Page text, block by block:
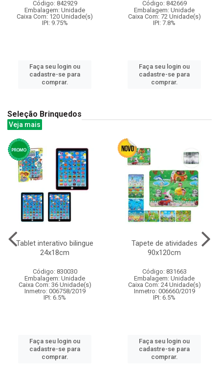
Código: 842929
Embalagem: Unidade
Caixa Com: 120 Unidade(s)
IPI: 9.75%
Faça seu login ou
cadastre-se para
comprar.
Código: 842669
Embalagem: Unidade
Caixa Com: 72 Unidade(s)
IPI: 7.8%
Faça seu login ou
cadastre-se para
comprar.
Seleção Brinquedos
Veja mais
Tablet interativo bilingue
24x18cm
Código: 830030
Embalagem: Unidade
Caixa Com: 36 Unidade(s)
Inmetro: 006758/2019
IPI: 6.5%
Faça seu login ou
cadastre-se para
comprar.
Tapete de atividades
90x120cm
Código: 831663
Embalagem: Unidade
Caixa Com: 24 Unidade(s)
Inmetro: 006660/2019
IPI: 6.5%
Faça seu login ou
cadastre-se para
comprar.